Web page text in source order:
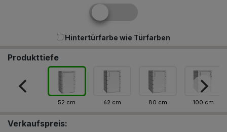
Hintertürfarbe wie Türfarben
Produkttiefe
52 cm 62 cm 80 cm 100 cm
Verkaufspreis: